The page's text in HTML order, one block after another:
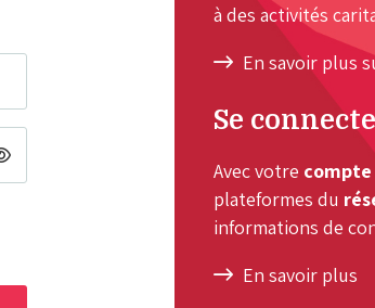
à des activités
En savoir plus
Se
Avec votre
plateformes du
informations de
En savoir plus